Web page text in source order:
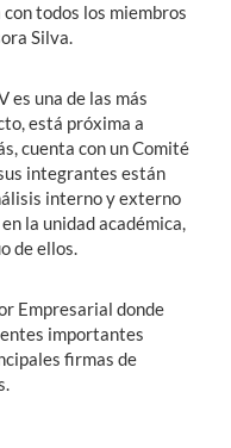
todos los miembros
Silva.
es una de las más
está próxima a
cuenta con un Comité
integrantes están
interno y externo
la unidad académica,
de ellos.
Empresarial donde
importantes
firmas de